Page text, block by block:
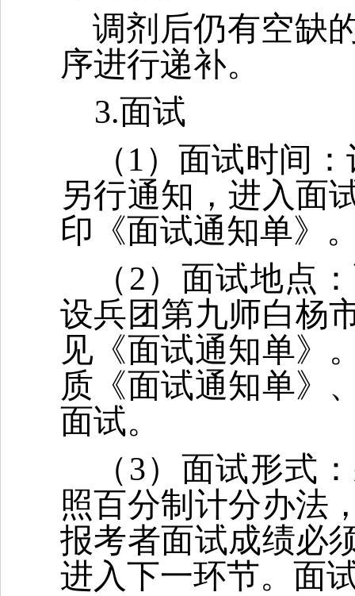
调剂后仍有空缺
序进行递补。
3.面试
（1）面试时间
另行通知，进入面
印《面试通知单》
（2）面试地点
设兵团第九师白杨
见《面试通知单》
质《面试通知单》
面试。
（3）面试形式
照百分制计分办法
报考者面试成绩必
进入下一环节。面